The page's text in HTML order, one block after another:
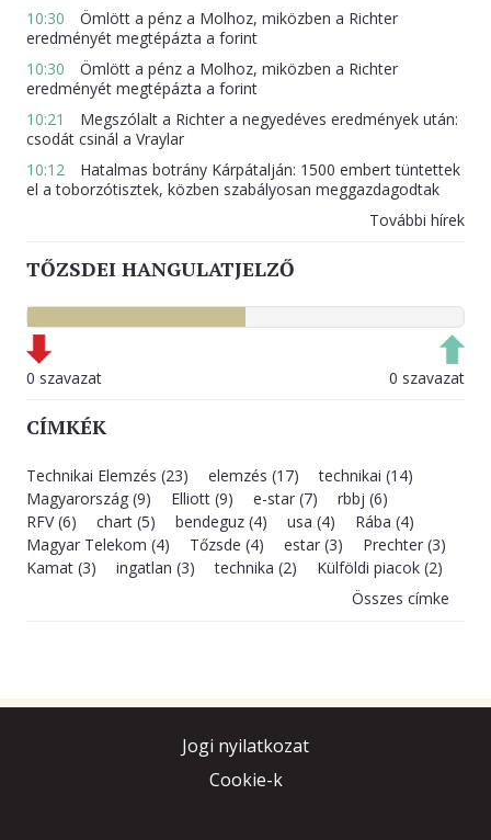
10:30
Ömlött a pénz a Molhoz, miközben a Richter
eredményét megtépázta a forint
10:30
Ömlött a pénz a Molhoz, miközben a Richter
eredményét megtépázta a forint
10:21
Megszólalt a Richter a negyedéves eredmények után:
csodát csinál a Vraylar
10:12
Hatalmas botrány Kárpátalján: 1500 embert tüntettek
el a toborzótisztek, közben szabályosan meggazdagodtak
További hírek
TŐZSDEI HANGULATJELZŐ
0 szavazat 0 szavazat
CÍMKÉK
Technikai Elemzés (23) elemzés (17)
technikai (14)
Magyarország (9)
Elliott (9) e-star (7)
rbbj (6)
RFV (6)
chart (5) bendeguz (4) usa (4)
Rába (4)
Magyar Telekom (4)
Tőzsde (4) estar (3)
Prechter (3)
Kamat (3)
ingatlan (3) technika (2)
Külföldi piacok (2)
Összes címke
Jogi nyilatkozat
Cookie-k